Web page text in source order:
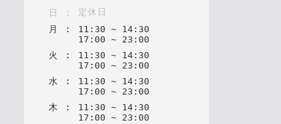
日 :
定休日
月
: 11 : 30 ~ 14: 30
17 : 00 ~ 23 : 00
火
: 11 : 30 ~ 14: 30
17 : 00 ~ 23 : 00
水 : 11 : 30 ~ 14: 30
17 : 00 ~ 23 : 00
木
: 11 : 30 ~ 14: 30
17 : 00 ~ 23 : 00